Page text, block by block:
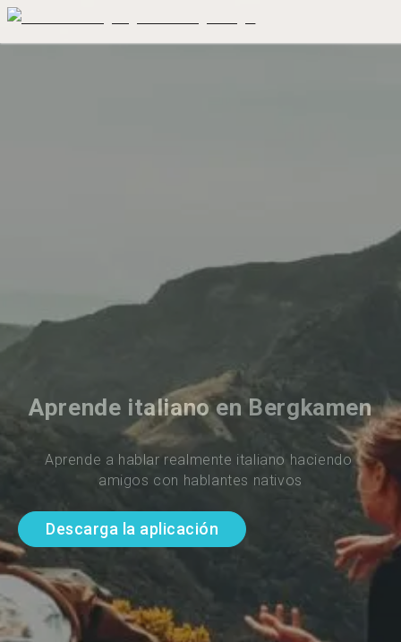
Aprende italiano en Bergkamen
Aprende a hablar realmente italiano haciendo
amigos con hablantes nativos
Descarga la aplicación